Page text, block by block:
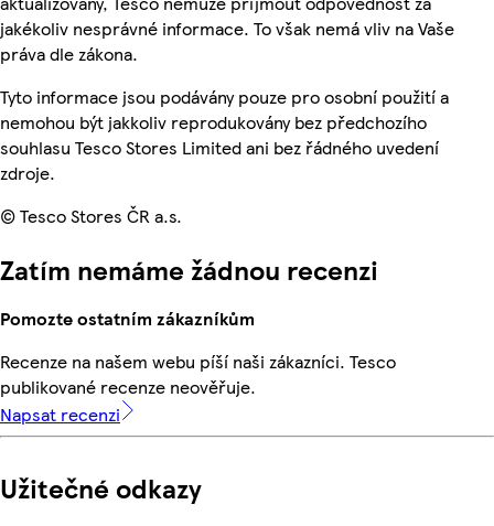
jakékoliv nesprávné informace. To však nemá vliv na Vaše
práva dle zákona.
Tyto informace jsou podávány pouze pro osobní použití a
nemohou být jakkoliv reprodukovány bez předchozího
souhlasu Tesco Stores Limited ani bez řádného uvedení
zdroje.
© Tesco Stores ČR a.s.
Zatím nemáme žádnou recenzi
Pomozte ostatním zákazníkům
Recenze na našem webu píší naši zákazníci. Tesco
publikované recenze neověřuje.
Napsat recenzi
Užitečné odkazy